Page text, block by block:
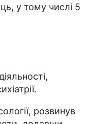
у тому числі 5
розвинув